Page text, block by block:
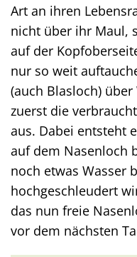
Art an ihren
nicht über ihr Maul,
auf der
nur so weit
(auch Blasloch)
zuerst die
aus. Dabei entsteht
auf dem Nasenloch
noch etwas Wasser
hochgeschleudert
das nun freie
vor dem nächsten